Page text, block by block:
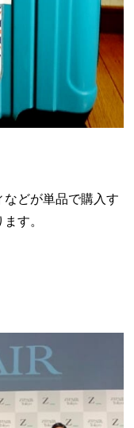
などが単品で購入す
す。